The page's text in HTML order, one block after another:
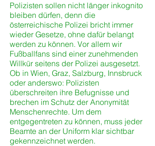
Polizisten sollen nicht länger inkognito
bleiben dürfen, denn die
österreichische Polizei bricht immer
wieder Gesetze, ohne dafür belangt
werden zu können. Vor allem wir
Fußballfans sind einer zunehmenden
Willkür seitens der Polizei ausgesetzt.
Ob in Wien, Graz, Salzburg, Innsbruck
oder anderswo: Polizisten
überschreiten ihre Befugnisse und
brechen im Schutz der Anonymität
Menschenrechte. Um dem
entgegentreten zu können, muss jeder
Beamte an der Uniform klar sichtbar
gekennzeichnet werden.